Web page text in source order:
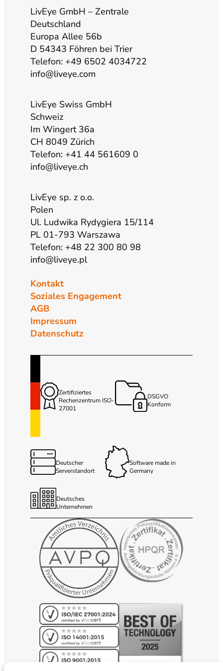
b
g
LivEye GmbH – Zentrale
Deutschland
Europa Allee 56b
D 54343 Föhren bei Trier
Telefon: +49 6502 4034722
info@liveye.com
LivEye Swiss GmbH
Schweiz
Im Wingert 36a
CH 8049 Zürich
Telefon: +41 44 561609 0
info@liveye.ch
LivEye sp. z o.o.
Polen
Ul. Ludwika Rydygiera 15/114
PL 01-793 Warszawa
Telefon: +48 22 300 80 98
info@liveye.pl
Kontakt
Soziales Engagement
AGB
Impressum
Datenschutz
Zertifiziertes
Rechenzentrum ISO-
27001
DSGVO
Konform
Deutscher
Serverstandort
Software made in
Germany
Deutsches
Unternehmen